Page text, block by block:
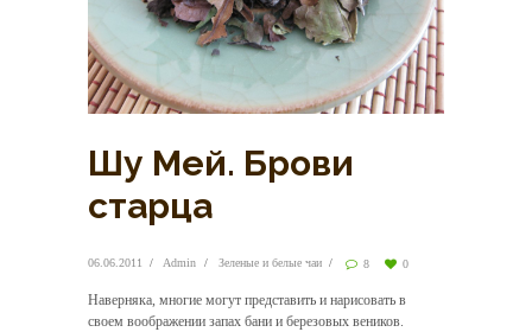
Шу Мей. Брови
старца
06.06.2011 Admin Зеленые и белые чаи 8 0
Наверняка, многие могут представить и нарисовать в
своем воображении запах бани и березовых веников.